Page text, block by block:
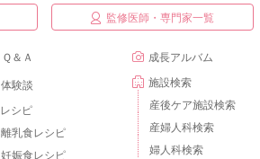
監修医師・専門家一覧
Ｑ＆Ａ
体験談
レシピ
離乳食レシピ
妊娠食レシピ
成長アルバム
施設検索
産後ケア施設検索
産婦人科検索
婦人科検索